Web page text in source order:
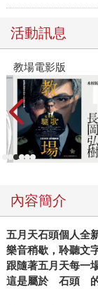
活動訊息
教場電影版
內容簡介
五月天石頭個人全
樂音稍歇，聆聽文
跟隨著五月天每一
這是屬於 石頭